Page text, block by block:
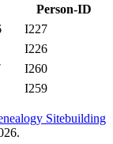
Person-ID
I227
I226
I260
I259
Sitebuilding